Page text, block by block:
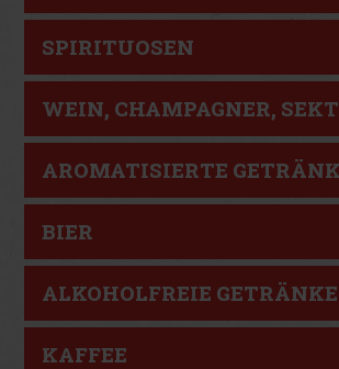
SPIRITUOSEN
WEIN, CHAMPAGNER, SEKT
AROMATISIERTE
BIER
ALKOHOLFREIE GETRÄNKE
KAFFEE